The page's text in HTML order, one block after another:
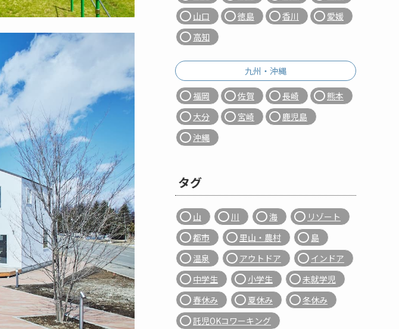
山口
徳島 香川
愛媛
高知
九州・沖縄
福岡 佐賀 長崎
熊本
大分
宮崎
鹿児島
沖縄
タグ
山 川 海
リゾート
都市
里山・農村
島
温泉
アウトドア
インドア
中学生
小学生
未就学児
春休み
夏休み
冬休み
託児OKコワーキング